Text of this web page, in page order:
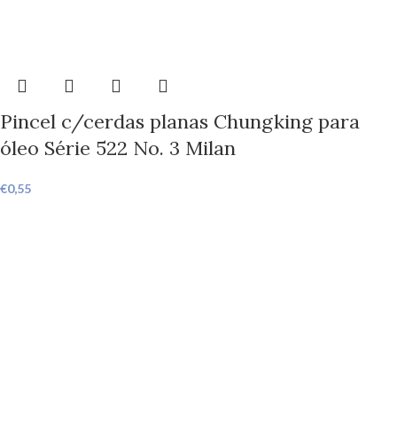
Pincel c/cerdas planas Chungking para
óleo Série 522 No. 3 Milan
€0,55